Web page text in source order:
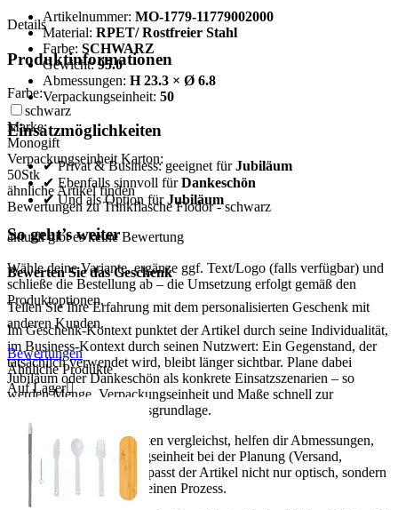
Artikelnummer: MO-1779-11779002000
Material: RPET/ Rostfreier Stahl
Farbe: SCHWARZ
Gewicht:95.0
Abmessungen: H 23.3 × Ø 6.8
Verpackungseinheit: 50
Einsatzmöglichkeiten
✔ Privat & Business: geeignet fürJubiläum
✔ Ebenfalls sinnvoll fürDankeschön
✔ Und als Option fürJubiläum
So geht’s weiter
Wähle deine Variante, ergänze ggf. Text/Logo (falls verfügbar) und
schließe die Bestellung ab – die Umsetzung erfolgt gemäß den
Produktoptionen.
Im Geschenk-Kontext punktet der Artikel durch seine Individualität,
im Business-Kontext durch seinen Nutzwert: Ein Gegenstand, der
tatsächlich verwendet wird, bleibt länger sichtbar. Plane dabei
Jubiläum oder Dankeschön als konkrete Einsatzszenarien – so
werden Menge, Verpackungseinheit und Maße schnell zur
hilfreichen Entscheidungsgrundlage.
Wenn du mehrere Varianten vergleichst, helfen dir Abmessungen,
Gewicht und Verpackungseinheit bei der Planung (Versand,
Lagerung, Ausgabe). So passt der Artikel nicht nur optisch, sondern
auch organisatorisch in deinen Prozess.
Details
Produktinformationen
Farbe:
schwarz
Marke:
Monogift
Verpackungseinheit Karton:
50Stk
ähnliche Artikel finden
Bewertungen zu Trinkflasche Fiodor - schwarz
aktuell gibt es keine Bewertung
Bewerten Sie das Geschenk
Teilen Sie Ihre Erfahrung mit dem personalisierten Geschenk mit
anderen Kunden.
Bewertungen
Ähnliche Produkte
Auf Lager